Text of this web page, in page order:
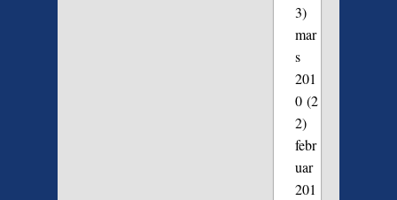
3)
mar
s
201
0(2
2)
febr
uar
201